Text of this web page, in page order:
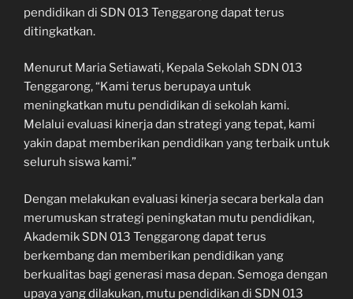
pendidikan di SDN 013 Tenggarong dapat terus
ditingkatkan.
Menurut Maria Setiawati, Kepala Sekolah SDN 013
Tenggarong, “Kami terus berupaya untuk
meningkatkan mutu pendidikan di sekolah kami.
Melalui evaluasi kinerja dan strategi yang tepat, kami
yakin dapat memberikan pendidikan yang terbaik untuk
seluruh siswa kami.”
Dengan melakukan evaluasi kinerja secara berkala dan
merumuskan strategi peningkatan mutu pendidikan,
Akademik SDN 013 Tenggarong dapat terus
berkembang dan memberikan pendidikan yang
berkualitas bagi generasi masa depan. Semoga dengan
upaya yang dilakukan, mutu pendidikan di SDN 013